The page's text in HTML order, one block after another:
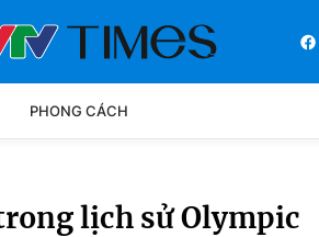
PHONG CÁCH
lịch sử Olympic